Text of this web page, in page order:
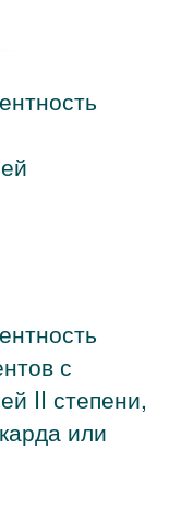
с
II степени,
или